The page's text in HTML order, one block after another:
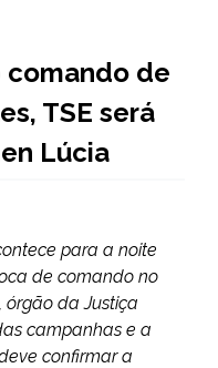
comando de
TSE será
Lúcia
para a noite
de comando no
órgão da Justiça
campanhas e a
confirmar a